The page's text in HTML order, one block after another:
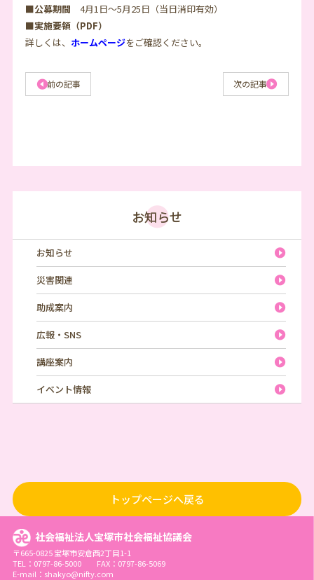
■公募期間 4月1日～5月25日（当日消印有効）
■実施要領（PDF）
詳しくは、 ホームページをご確認ください。
前の記事 次の記事
お知らせ
お知らせ
災害関連
助成案内
広報・SNS
講座案内
イベント情報
トップページへ戻る
社会福祉法人宝塚市社会福祉協議会
〒665-0825 宝塚市安倉西2丁目1-1
TEL：0797-86-5000 FAX：0797-86-5069
E-mail：shakyo@nifty.com